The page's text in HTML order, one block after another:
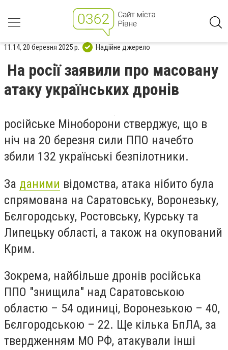
11:14, 20 березня 2025 р. Надійне джерело
На росії заявили про масовану
атаку українських дронів
російське Міноборони стверджує, що в
ніч на 20 березня сили ППО начебто
збили 132 українські безпілотники.
За даними відомства, атака нібито була
спрямована на Саратовську, Воронезьку,
Бєлгородську, Ростовську, Курську та
Липецьку області, а також на окупований
Крим.
Зокрема, найбільше дронів російська
ППО "знищила" над Саратовською
областю – 54 одиниці, Воронезькою – 40,
Бєлгородською – 22. Ще кілька БпЛА, за
твердженням МО РФ, атакували інші